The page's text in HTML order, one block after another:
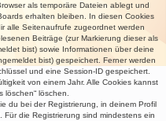
als temporäre Dateien ablegt und
erhalten bleiben. In diesen Cookies
alle Seitenaufrufe zugeordnet werden
Beiträge (zur Markierung dieser als
bist) sowie Informationen über deine
bist) gespeichert. Ferner werden
und eine Session-ID gespeichert.
von einem Jahr. Alle Cookies kannst
löschen“ löschen.
du bei der Registrierung, in deinem Profil
die Registrierung sind mindestens ein